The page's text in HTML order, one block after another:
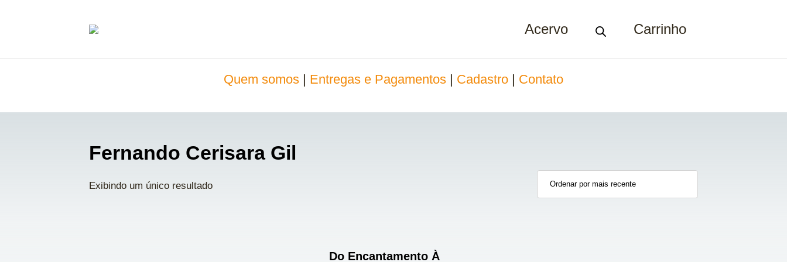
Acervo Carrinho
Quem somos Entregas e Pagamentos Cadastro Contato
Fernando Cerisara Gil
Exibindo um único resultado
Do Encantamento À